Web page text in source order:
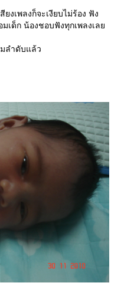
งเพลงก็จะเงียบไม่ร้อง ฟัง
มเด็ก น้องชอบฟังทุกเพลงเลย
ลำดับแล้ว